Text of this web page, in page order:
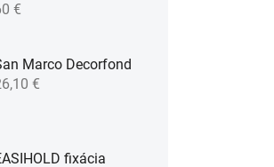
€
Marco Decorfond
€
fixácia